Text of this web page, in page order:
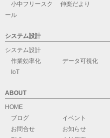
小中フリースク
ール
伸楽だより
システム設計
システム設計
作業効率化
データ可視化
IoT
ABOUT
HOME
ブログ
イベント
お問合せ
お知らせ